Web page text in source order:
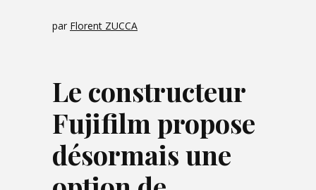
par Florent ZUCCA
Le constructeur
Fujifilm propose
désormais une